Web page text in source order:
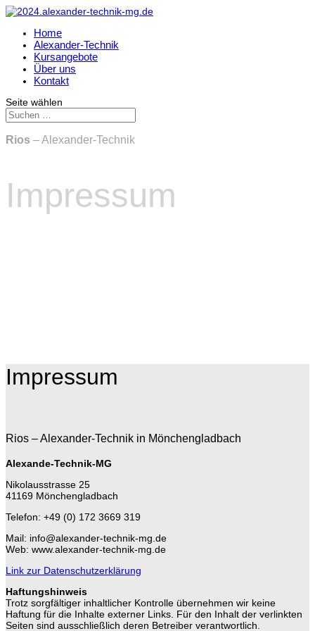
Home
Alexander-Technik
Kursangebote
Über uns
Kontakt
Seite wählen
Rios – Alexander-Technik
Impressum
Impressum
Rios – Alexander-Technik in Mönchengladbach
Alexande-Technik-MG
Nikolausstrasse 25
41169 Mönchengladbach
Telefon: +49 (0) 172 3669 319
Mail: info@alexander-technik-mg.de
Web: www.alexander-technik-mg.de
Link zur Datenschutzerklärung
Haftungshinweis
Trotz sorgfältiger inhaltlicher Kontrolle übernehmen wir keine
Haftung für die Inhalte externer Links. Für den Inhalt der verlinkten
Seiten sind ausschließlich deren Betreiber verantwortlich.